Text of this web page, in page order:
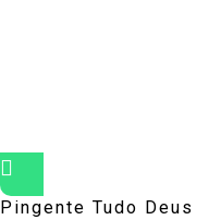
Pingente Tudo Deus